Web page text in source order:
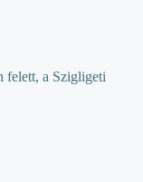
felett, a Szigligeti